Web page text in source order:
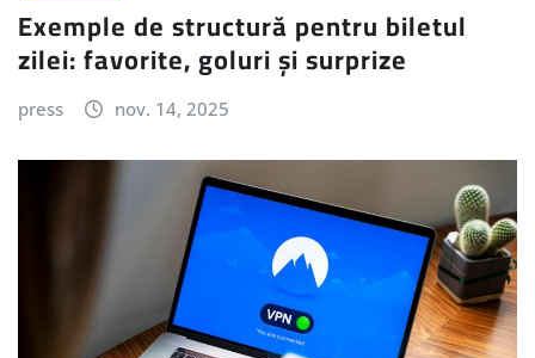
Exemple de structură pentru biletul
zilei: favorite, goluri și surprize
press nov. 14, 2025